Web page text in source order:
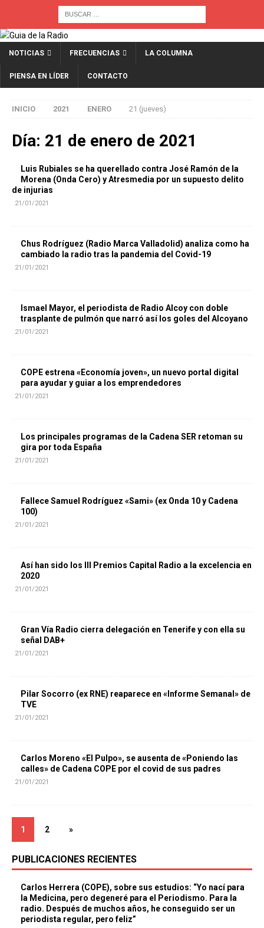
NOTICIAS FRECUENCIAS LA COLUMNA
PIENSA EN LÍDER CONTACTO
INICIO 2021 ENERO 21 (jueves)
Día: 21 de enero de 2021
Luis Rubiales se ha querellado contra José Ramón de la
Morena (Onda Cero) y Atresmedia por un supuesto delito
de injurias
21/01/2021
Chus Rodríguez (Radio Marca Valladolid) analiza como ha
cambiado la radio tras la pandemia del Covid-19
21/01/2021
Ismael Mayor, el periodista de Radio Alcoy con doble
trasplante de pulmón que narró así los goles del Alcoyano
21/01/2021
COPE estrena «Economía joven», un nuevo portal digital
para ayudar y guiar a los emprendedores
21/01/2021
Los principales programas de la Cadena SER retoman su
gira por toda España
21/01/2021
Fallece Samuel Rodríguez «Sami» (ex Onda 10 y Cadena
100)
21/01/2021
Así han sido los III Premios Capital Radio a la excelencia en
2020
21/01/2021
Gran Vía Radio cierra delegación en Tenerife y con ella su
señal DAB+
21/01/2021
Pilar Socorro (ex RNE) reaparece en «Informe Semanal» de
TVE
21/01/2021
Carlos Moreno «El Pulpo», se ausenta de «Poniendo las
calles» de Cadena COPE por el covid de sus padres
21/01/2021
1 2 »
PUBLICACIONES RECIENTES
Carlos Herrera (COPE), sobre sus estudios: “Yo nací para
la Medicina, pero degeneré para el Periodismo. Para la
radio. Después de muchos años, he conseguido ser un
periodista regular, pero feliz”